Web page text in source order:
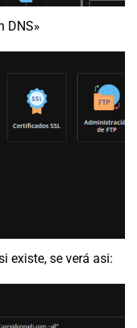
DNS»
existe, se verá asi: